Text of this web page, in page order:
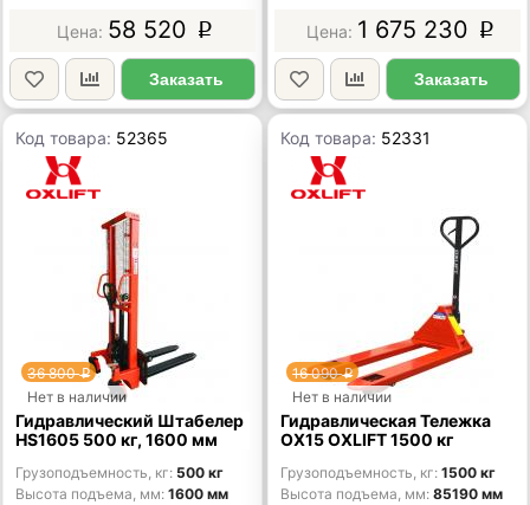
58 520 p
Заказать
1 675 230 p
Заказать
Код товара: 52365
36 800p
Нет в наличии
Гидравлический Штабелер
HS1605 500 кг, 1600 мм
Грузоподъемность, кг 500 кг
Высота подъема, мм 1600 мм
Код товара: 52331
16 090p
Нет в наличии
Гидравлическая Тележка
OX15 OXLIFT 1500 кг
Грузоподъемность, кг 1500 кг
Высота подъема, мм 85190 мм